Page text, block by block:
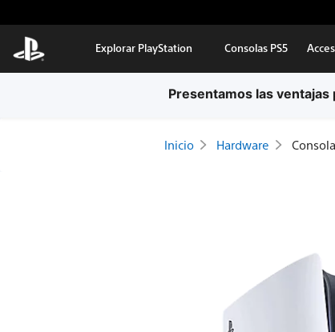
Explorar PlayStation Consolas PS5
Envío
Inicio Hardware
PlayStation®5